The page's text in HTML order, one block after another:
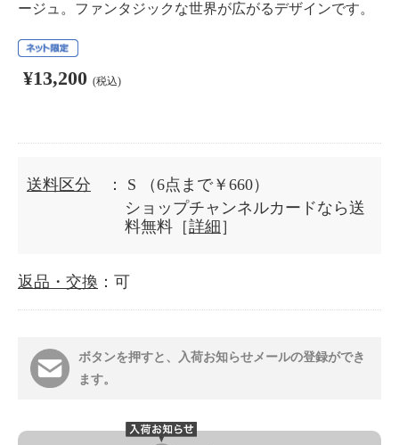
ージュ。ファンタジックな世界が広がるデザインです。
¥13,200 (税込)
送料区分 ： S
（6点まで￥660）
ショップチャンネルカードなら送
料無料［詳細 ］
返品・交換 ：可
ボタンを押すと、入荷お知らせメールの登録ができ
ます。